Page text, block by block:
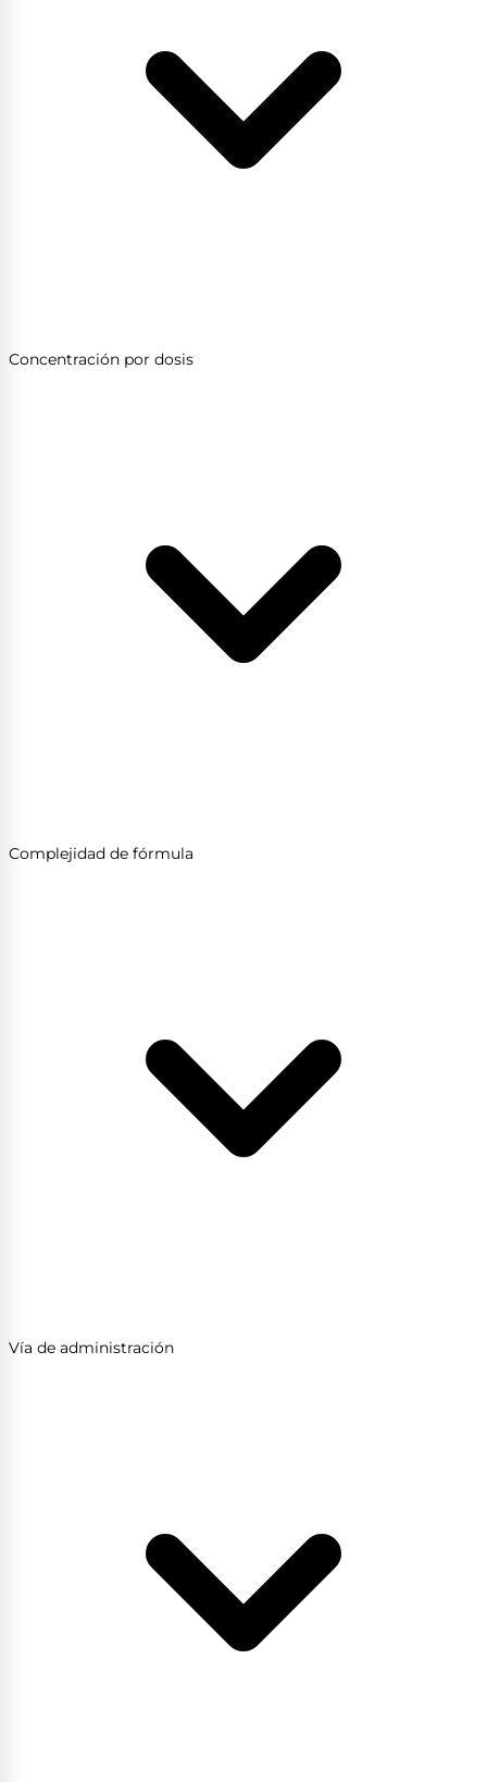
Concentración por dosis
Complejidad de fórmula
Vía de administración